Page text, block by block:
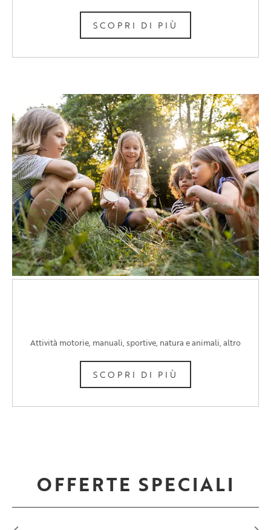
SCOPRI DI PIÙ
Attività motorie, manuali, sportive, natura e animali, altro
SCOPRI DI PIÙ
OFFERTE SPECIALI